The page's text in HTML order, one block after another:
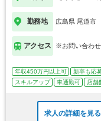
勤務地 広島県 尾道市
アクセス ※お問い合わ
年収450万円以上可 新卒も応
スキルアップ
車通勤可 店舗
求人の詳細を見る